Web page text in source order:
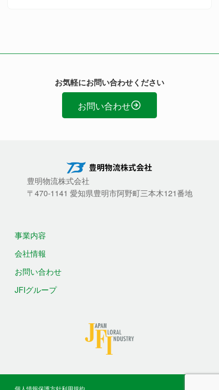
お気軽にお問い合わせください
お問い合わせ
豊明物流株式会社
〒470-1141 愛知県豊明市阿野町三本木121番地
事業内容
会社情報
お問い合わせ
JFIグループ